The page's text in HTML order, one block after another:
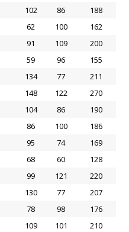
102 86
188
62 100
162
91 109
200
59 96
155
134 77
211
148 122
270
104 86
190
86 100
186
95 74
169
68 60
128
99 121
220
130 77
207
78 98
176
109 101
210